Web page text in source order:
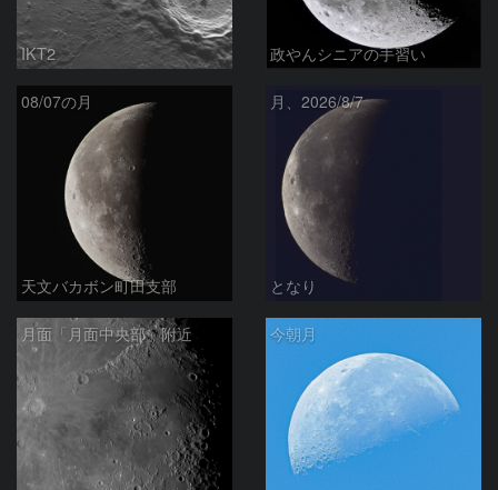
IKT2 政やんシニアの手習い
08/07の月
天文バカボン町田支部
月、2026/8/7
となり
月面「月面中央部」附近 今朝月